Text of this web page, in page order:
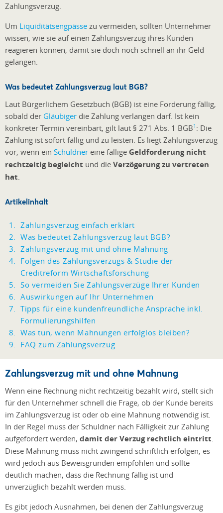
Zahlungsverzug.
Um Liquiditätsengpässe zu vermeiden, sollten Unternehmer
wissen, wie sie auf einen Zahlungsverzug ihres Kunden
reagieren können, damit sie doch noch schnell an ihr Geld
gelangen.
Was bedeutet Zahlungsverzug laut BGB?
Laut Bürgerlichem Gesetzbuch (BGB) ist eine Forderung fällig,
sobald der Gläubiger die Zahlung verlangen darf. Ist kein
konkreter Termin vereinbart, gilt laut § 271 Abs. 1 BGB1 : Die
Zahlung ist sofort fällig und zu leisten. Es liegt Zahlungsverzug
vor, wenn ein Schuldner eine fällige Geldforderung nicht
rechtzeitig begleicht und die Verzögerung zu vertreten
hat
Artikelinhalt
Zahlungsverzug einfach erklärt
Was bedeutet Zahlungsverzug laut BGB?
Zahlungsverzug mit und ohne Mahnung
Folgen des Zahlungsverzugs & Studie der
Creditreform Wirtschaftsforschung
So vermeiden Sie Zahlungsverzüge Ihrer Kunden
Auswirkungen auf Ihr Unternehmen
Tipps für eine kundenfreundliche Ansprache inkl.
Formulierungshilfen
Was tun, wenn Mahnungen erfolglos bleiben?
FAQ zum Zahlungsverzug
Zahlungsverzug mit und ohne Mahnung
Wenn eine Rechnung nicht rechtzeitig bezahlt wird, stellt sich
für den Unternehmer schnell die Frage, ob der Kunde bereits
im Zahlungsverzug ist oder ob eine Mahnung notwendig ist.
In der Regel muss der Schuldner nach Fälligkeit zur Zahlung
aufgefordert werden, damit der Verzug rechtlich eintritt.
Diese Mahnung muss nicht zwingend schriftlich erfolgen, es
wird jedoch aus Beweisgründen empfohlen und sollte
deutlich machen, dass die Rechnung fällig ist und
unverzüglich bezahlt werden muss.
Es gibt jedoch Ausnahmen, bei denen der Zahlungsverzug